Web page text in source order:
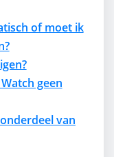
of moet ik
geen
van